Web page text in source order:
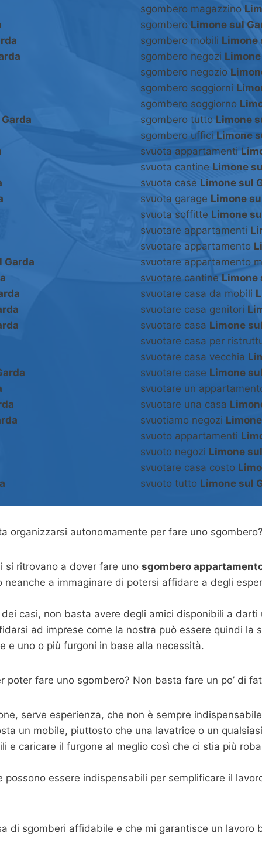
Garda
sgombero magazzino
sgombero Limone sul
sgombero mobili Limone
sgombero negozi
sgombero negozio
sgombero soggiorni
sgombero soggiorno
sgombero tutto Limone
sgombero uffici Limone
svuota appartamenti
svuota cantine Limone
svuota case Limone sul
svuota garage Limone
svuota soffitte Limone
svuotare appartamenti
svuotare appartamento
svuotare appartamento
svuotare cantine Limone
svuotare casa da mobili
svuotare casa genitori
svuotare casa Limone
svuotare casa per
svuotare casa vecchia
svuotare case Limone
svuotare un
svuotare una casa
svuotiamo negozi
svuoto appartamenti
svuoto negozi Limone
svuotare casa costo
svuoto tutto Limone sul
organizzarsi autonomamente per fare uno
si ritrovano a dover fare uno sgombero
neanche a immaginare di potersi affidare a degli
casi, non basta avere degli amici disponibili a
ad imprese come la nostra può essere quindi la
e uno o più furgoni in base alla necessità.
poter fare uno sgombero? Non basta fare un po’ di
serve esperienza, che non è sempre
un mobile, piuttosto che una lavatrice o un
e caricare il furgone al meglio così che ci stia più
possono essere indispensabili per semplificare il
di sgomberi affidabile e che mi garantisce un lavoro